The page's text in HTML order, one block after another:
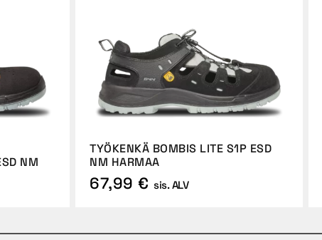
NM
TYÖKENKÄ BOMBIS LITE S1P ESD
NM HARMAA
67,99 € sis. ALV